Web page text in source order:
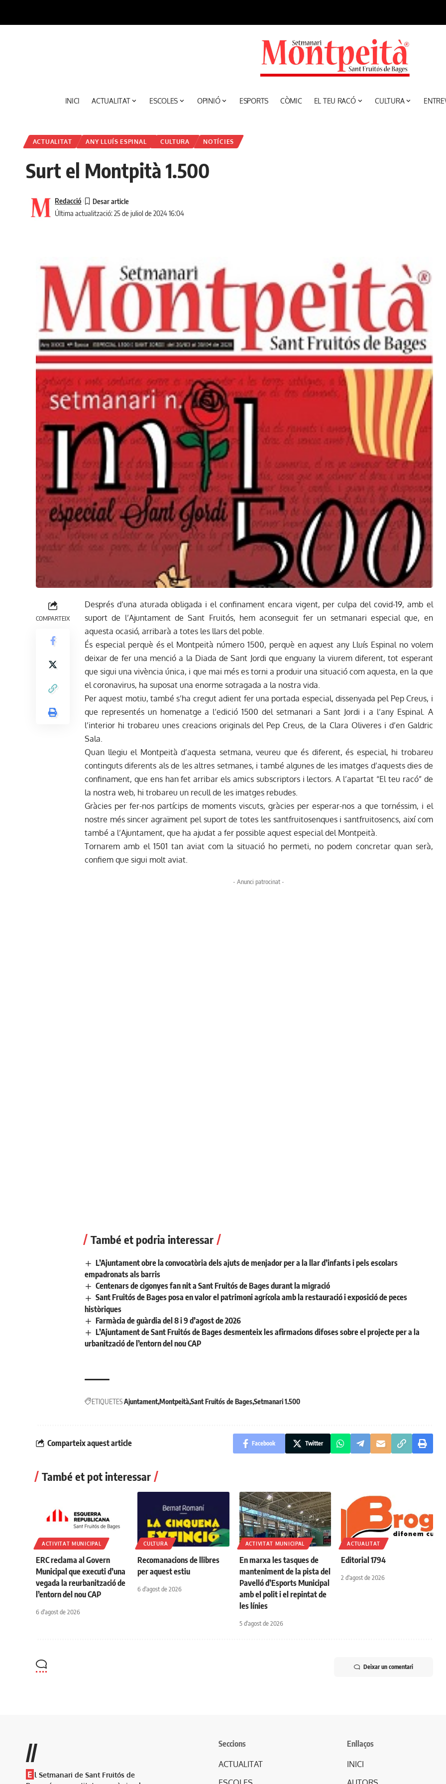
INICI ACTUALITAT ESCOLES OPINIÓ ESPORTS CÒMIC EL TEU RACÓ CULTURA
ACTUALITAT ANY LLUÍS ESPINAL CULTURA NOTÍCIES
Surt el Montpità 1.500
Última actualització: 25 de juliol de 2024 16:04
Redacció
COMPARTEIX
Després d’una aturada obligada i el confinament encara vigent, per culpa del covid-19, amb el
suport de l’Ajuntament de Sant Fruitós, hem aconseguit fer un setmanari especial que, en
aquesta ocasió, arribarà a totes les llars del poble.
És especial perquè és el Montpeità número 1500, perquè en aquest any Lluís Espinal no volem
deixar de fer una menció a la Diada de Sant Jordi que enguany la viurem diferent, tot esperant
que sigui una vivència única, i que mai més es torni a produir una situació com aquesta, en la que
el coronavirus, ha suposat una enorme sotragada a la nostra vida.
Per aquest motiu, també s’ha cregut adient fer una portada especial, dissenyada pel Pep Creus, i
que representés un homenatge a l’edició 1500 del setmanari a Sant Jordi i a l’any Espinal. A
l’interior hi trobareu unes creacions originals del Pep Creus, de la Clara Oliveres i d’en Galdric
Sala.
Quan llegiu el Montpeità d’aquesta setmana, veureu que és diferent, és especial, hi trobareu
continguts diferents als de les altres setmanes, i també algunes de les imatges d’aquests dies de
confinament, que ens han fet arribar els amics subscriptors i lectors. A l’apartat “El teu racó” de
la nostra web, hi trobareu un recull de les imatges rebudes.
Gràcies per fer-nos partícips de moments viscuts, gràcies per esperar-nos a que tornéssim, i el
nostre més sincer agraïment pel suport de totes les santfruitosenques i santfruitosencs, així com
també a l’Ajuntament, que ha ajudat a fer possible aquest especial del Montpeità.
Tornarem amb el 1501 tan aviat com la situació ho permeti, no podem concretar quan serà,
confiem que sigui molt aviat.
- Anunci patrocinat -
També et podria interessar
L’Ajuntament obre la convocatòria dels ajuts de menjador per a la llar d’infants i pels escolars
empadronats als barris
Centenars de cigonyes fan nit a Sant Fruitós de Bages durant la migració
Sant Fruitós de Bages posa en valor el patrimoni agrícola amb la restauració i exposició de peces
històriques
Farmàcia de guàrdia del 8 i 9 d’agost de 2026
L’Ajuntament de Sant Fruitós de Bages desmenteix les afirmacions difoses sobre el projecte per a la
urbanització de l’entorn del nou CAP
ETIQUETESAjuntamentMontpeità Sant Fruitós de BagesSetmanari 1.500
Comparteix aquest article Facebook Twitter
També et pot interessar
ACTIVITAT MUNICIPAL
ERC reclama al Govern
Municipal que executi d’una
vegada la reurbanització de
l’entorn del nou CAP
6 d'agost de 2026
CULTURA
Recomanacions de llibres
per aquest estiu
6 d'agost de 2026
ACTIVITAT MUNICIPAL
En marxa les tasques de
manteniment de la pista del
Pavelló d’Esports Municipal
amb el polit i el repintat de
les línies
5 d'agost de 2026
ACTUALITAT
Editorial 1794
2 d'agost de 2026
Deixar un comentari
//
E l Setmanari de Sant Fruitós de
Seccions
ACTUALITAT
Enllaços
INICI